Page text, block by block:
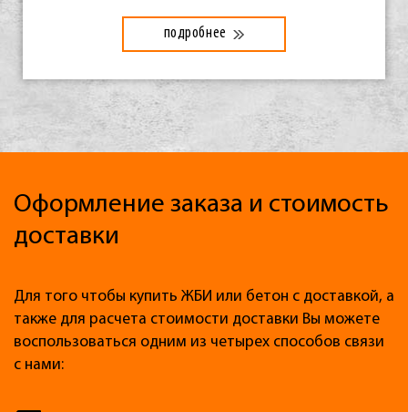
подробнее
Оформление заказа и стоимость
доставки
Для того чтобы купить ЖБИ или бетон с доставкой, а
также для расчета стоимости доставки Вы можете
воспользоваться одним из четырех способов связи
с нами: